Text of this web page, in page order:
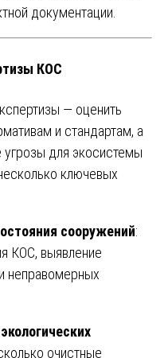
документации.
КОС
— оценить
и стандартам, а
угрозы для экосистемы
ключевых
сооружений:
КОС, выявление
неправомерных
очистные